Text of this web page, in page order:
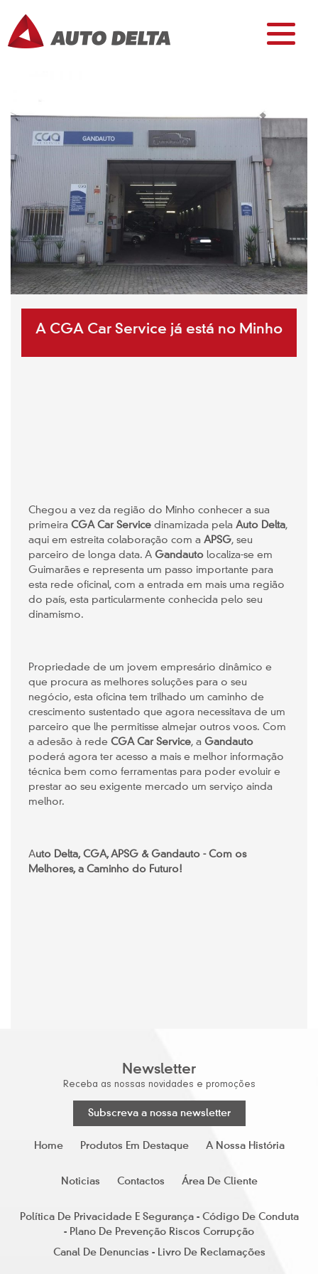
A CGA Car Service já está no Minho
Chegou a vez da região do Minho conhecer a sua
primeira CGA Car Service dinamizada pela Auto Delta,
aqui em estreita colaboração com a APSG, seu
parceiro de longa data. A Gandauto localiza-se em
Guimarães e representa um passo importante para
esta rede oficinal, com a entrada em mais uma região
do país, esta particularmente conhecida pelo seu
dinamismo.
Propriedade de um jovem empresário dinâmico e
que procura as melhores soluções para o seu
negócio, esta oficina tem trilhado um caminho de
crescimento sustentado que agora necessitava de um
parceiro que lhe permitisse almejar outros voos. Com
a adesão à rede CGA Car Service, a Gandauto
poderá agora ter acesso a mais e melhor informação
técnica bem como ferramentas para poder evoluir e
prestar ao seu exigente mercado um serviço ainda
melhor.
Auto Delta, CGA, APSG & Gandauto - Com os
Melhores, a Caminho do Futuro!
Newsletter
Receba as nossas novidades e promoções
Subscreva a nossa newsletter
Home Produtos Em Destaque A Nossa História
Noticias Contactos Área De Cliente
Política De Privacidade E Segurança - Código De Conduta
- Plano De Prevenção Riscos Corrupção
Canal De Denuncias - Livro De Reclamações